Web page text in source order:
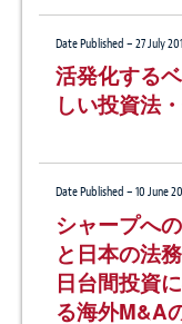
Date Published – 27 July
活発化する
しい投資法
Date Published – 10 June
シャープへ
と日本の法
日台間投資
る海外M&A